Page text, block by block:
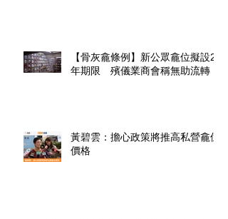
【骨灰龕條例】新公眾龕位擬設20
年期限 殯儀業商會稱無助流轉
黃碧雲：擔心政策將推高私營龕位
價格